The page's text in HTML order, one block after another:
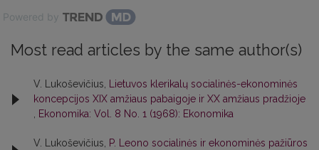
Powered by
Most read articles by the same author(s)
V. Lukoševičius,
Lietuvos klerikalų socialinės-ekonominės
koncepcijos XIX amžiaus pabaigoje ir XX amžiaus pradžioje
Ekonomika: Vol. 8 No. 1 (1968): Ekonomika
V. Lukoševičius,
P. Leono socialinės ir ekonominės pažiūros